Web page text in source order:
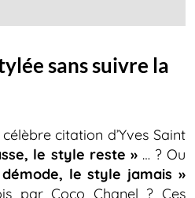
sans suivre la
citation d’Yves Saint
le style reste »… ? Ou
le style jamais »
par Coco Chanel ? Ces